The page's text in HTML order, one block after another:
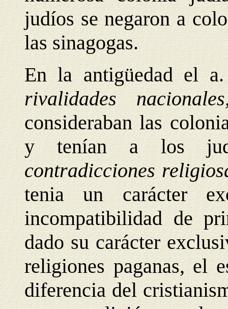
judíos se negaron a
las sinagogas.
En la antigüedad el
rivalidades
consideraban las
y tenían a los
contradicciones
tenia un carácter
incompatibilidad de
dado su carácter
religiones paganas, el
diferencia del